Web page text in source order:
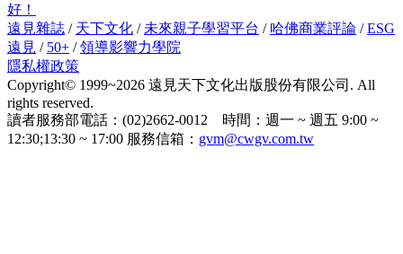
好！
遠見雜誌 / 天下文化 / 未來親子學習平台 / 哈佛商業評論 /ESG
遠見 / 50+ /領導影響力學院
隱私權政策
Copyright© 1999~2026 遠見天下文化出版股份有限公司. All
rights reserved.
讀者服務部電話：(02)2662-0012 時間：週一 ~ 週五 9:00 ~
12:30;13:30 ~ 17:00 服務信箱： gvm@cwgv.com.tw